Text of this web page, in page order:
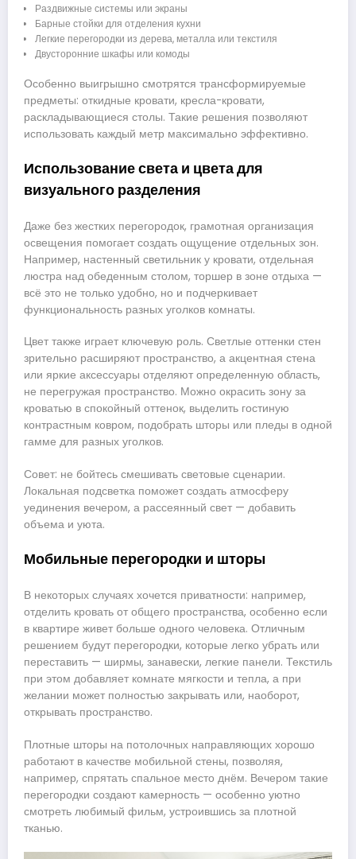
Раздвижные системы или экраны
Барные стойки для отделения кухни
Легкие перегородки из дерева, металла или текстиля
Двусторонние шкафы или комоды
Особенно выигрышно смотрятся трансформируемые
предметы: откидные кровати, кресла-кровати,
раскладывающиеся столы. Такие решения позволяют
использовать каждый метр максимально эффективно.
Использование света и цвета для
визуального разделения
Даже без жестких перегородок, грамотная организация
освещения помогает создать ощущение отдельных зон.
Например, настенный светильник у кровати, отдельная
люстра над обеденным столом, торшер в зоне отдыха —
всё это не только удобно, но и подчеркивает
функциональность разных уголков комнаты.
Цвет также играет ключевую роль. Светлые оттенки стен
зрительно расширяют пространство, а акцентная стена
или яркие аксессуары отделяют определенную область,
не перегружая пространство. Можно окрасить зону за
кроватью в спокойный оттенок, выделить гостиную
контрастным ковром, подобрать шторы или пледы в одной
гамме для разных уголков.
Совет: не бойтесь смешивать световые сценарии.
Локальная подсветка поможет создать атмосферу
уединения вечером, а рассеянный свет — добавить
объема и уюта.
Мобильные перегородки и шторы
В некоторых случаях хочется приватности: например,
отделить кровать от общего пространства, особенно если
в квартире живет больше одного человека. Отличным
решением будут перегородки, которые легко убрать или
переставить — ширмы, занавески, легкие панели. Текстиль
при этом добавляет комнате мягкости и тепла, а при
желании может полностью закрывать или, наоборот,
открывать пространство.
Плотные шторы на потолочных направляющих хорошо
работают в качестве мобильной стены, позволяя,
например, спрятать спальное место днём. Вечером такие
перегородки создают камерность — особенно уютно
смотреть любимый фильм, устроившись за плотной
тканью.